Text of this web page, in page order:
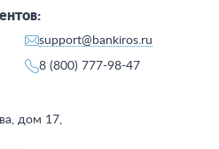
support@bankiros.ru
8 (800) 777-98-47
дом 17,